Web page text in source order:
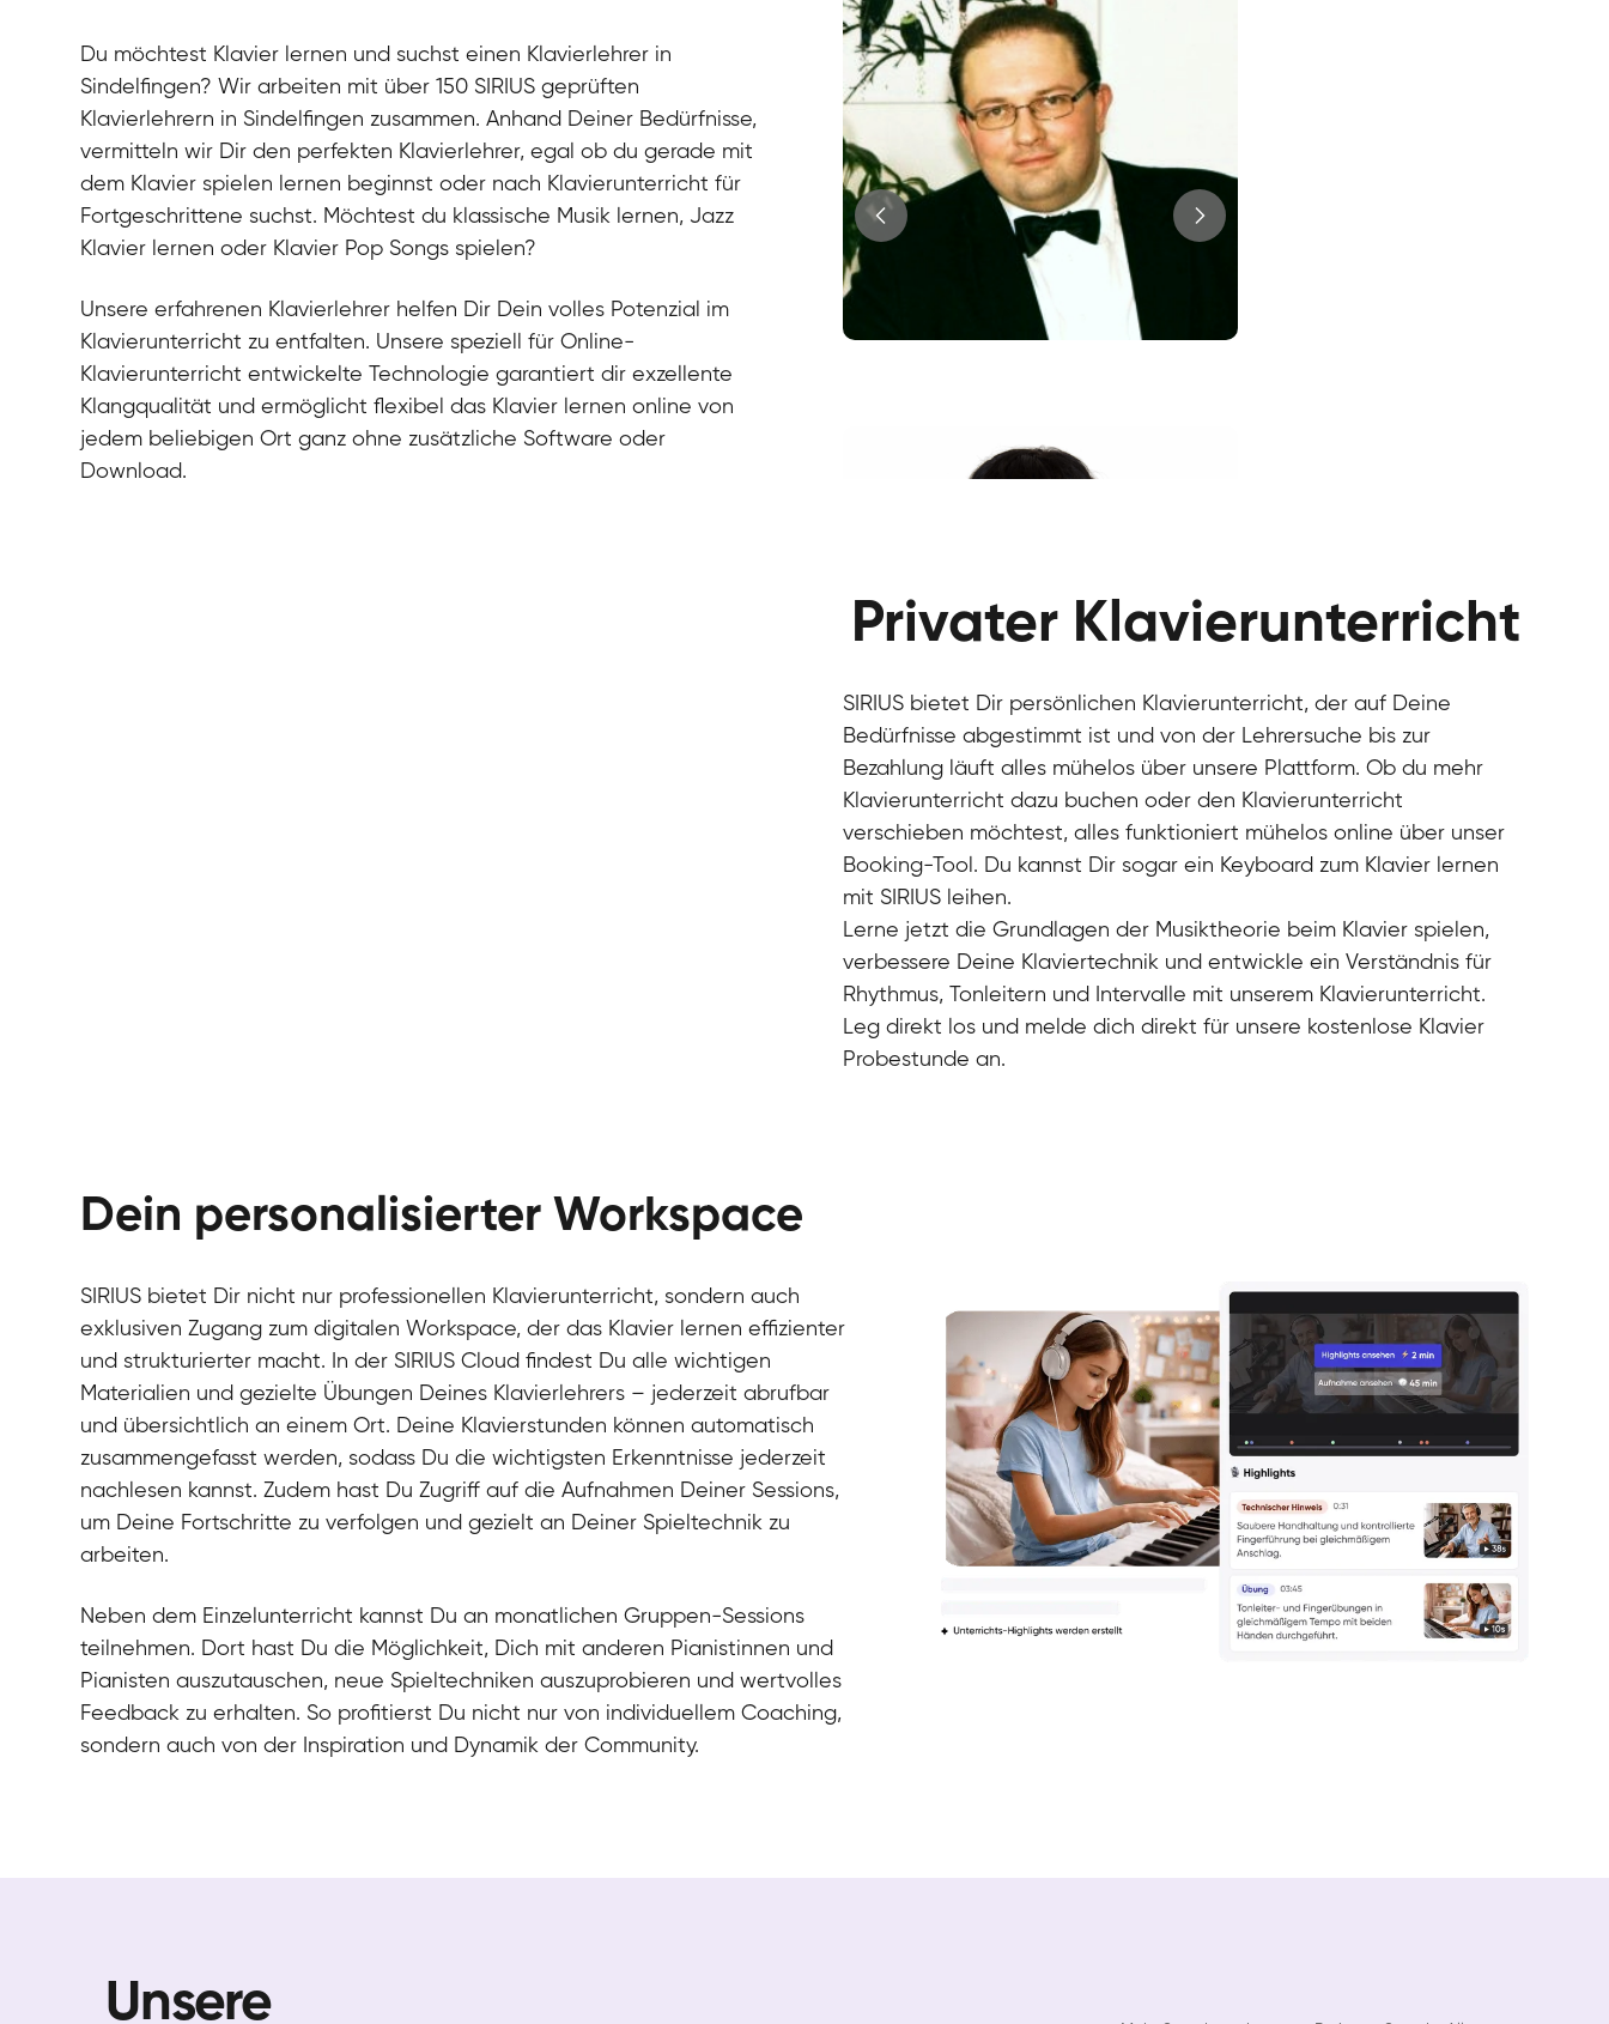
Du möchtest Klavier lernen und suchst einen Klavierlehrer in
Sindelfingen? Wir arbeiten mit über 150 SIRIUS geprüften
Klavierlehrern in Sindelfingen zusammen. Anhand Deiner Bedürfnisse,
vermitteln wir Dir den perfekten Klavierlehrer, egal ob du gerade mit
dem Klavier spielen lernen beginnst oder nach Klavierunterricht für
Fortgeschrittene suchst. Möchtest du klassische Musik lernen, Jazz
Klavier lernen oder Klavier Pop Songs spielen?
Unsere erfahrenen Klavierlehrer helfen Dir Dein volles Potenzial im
Klavierunterricht zu entfalten. Unsere speziell für Online-
Klavierunterricht entwickelte Technologie garantiert dir exzellente
Klangqualität und ermöglicht flexibel das Klavier lernen online von
jedem beliebigen Ort ganz ohne zusätzliche Software oder
Download.
Klavier / Piano / Flügel
Klavier / Piano / Flügel
Charlotte
Klavier / Piano / Flügel
Klavier / Piano / Flügel
Klavier / Piano / Flügel
Klavier / Piano / Flügel
Klavier / Piano / Flügel
Klavier / Piano / Flügel
Klavier / Piano / Flügel
Privater Klavierunterricht
SIRIUS bietet Dir persönlichen Klavierunterricht, der auf Deine
Bedürfnisse abgestimmt ist und von der Lehrersuche bis zur
Bezahlung läuft alles mühelos über unsere Plattform. Ob du mehr
Klavierunterricht dazu buchen oder den Klavierunterricht
verschieben möchtest, alles funktioniert mühelos online über unser
Booking-Tool. Du kannst Dir sogar ein Keyboard zum Klavier lernen
mit SIRIUS leihen.
Lerne jetzt die Grundlagen der Musiktheorie beim Klavier spielen,
verbessere Deine Klaviertechnik und entwickle ein Verständnis für
Rhythmus, Tonleitern und Intervalle mit unserem Klavierunterricht.
Leg direkt los und melde dich direkt für unsere kostenlose Klavier
Probestunde an.
Dein personalisierter Workspace
SIRIUS bietet Dir nicht nur professionellen Klavierunterricht, sondern auch
exklusiven Zugang zum digitalen Workspace, der das Klavier lernen effizienter
und strukturierter macht. In der SIRIUS Cloud findest Du alle wichtigen
Materialien und gezielte Übungen Deines Klavierlehrers – jederzeit abrufbar
und übersichtlich an einem Ort. Deine Klavierstunden können automatisch
zusammengefasst werden, sodass Du die wichtigsten Erkenntnisse jederzeit
nachlesen kannst. Zudem hast Du Zugriff auf die Aufnahmen Deiner Sessions,
um Deine Fortschritte zu verfolgen und gezielt an Deiner Spieltechnik zu
arbeiten.
Neben dem Einzelunterricht kannst Du an monatlichen Gruppen-Sessions
teilnehmen. Dort hast Du die Möglichkeit, Dich mit anderen Pianistinnen und
Pianisten auszutauschen, neue Spieltechniken auszuprobieren und wertvolles
Feedback zu erhalten. So profitierst Du nicht nur von individuellem Coaching,
sondern auch von der Inspiration und Dynamik der Community.
Unsere